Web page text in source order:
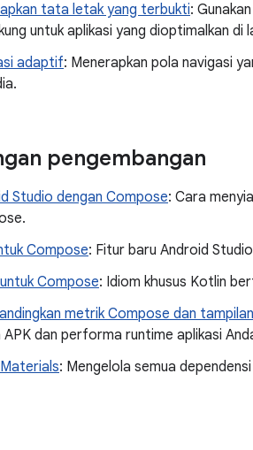
tata letak yang terbukti:
untuk aplikasi yang dioptimalkan di
adaptif: Menerapkan pola navigasi
pengembangan
Studio dengan Compose: Cara
Compose: Fitur baru Android
Compose: Idiom khusus Kotlin
metrik Compose dan tampilan
APK dan performa runtime aplikasi
: Mengelola semua